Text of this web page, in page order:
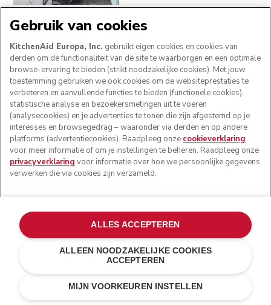
Matzwart
Gebruik van cookies
KitchenAid Europa, Inc. gebruikt eigen cookies en cookies van
derden om de functionaliteit van de site te waarborgen en een optimale
browse-ervaring te bieden (strikt noodzakelijke cookies). Met jouw
toestemming gebruiken we ook cookies om de websiteprestaties te
verbeteren en aanvullende functies te bieden (functionele cookies),
statistische analyse en bezoekersmetingen uit te voeren
(analysecookies) en je advertenties te tonen die zijn afgestemd op je
interesses en browsegedrag – waaronder via derden en op andere
platforms (advertentiecookies). Raadpleeg onze cookieverklaring
voor meer informatie of om je instellingen te beheren. Raadpleeg onze
privacyverklaring voor informatie over hoe we persoonlijke gegevens
verwerken die via cookies zijn verzameld.
MIJN VOORKEUREN INSTELLEN
ALLEEN NOODZAKELIJKE COOKIES
ACCEPTEREN
ALLES ACCEPTEREN